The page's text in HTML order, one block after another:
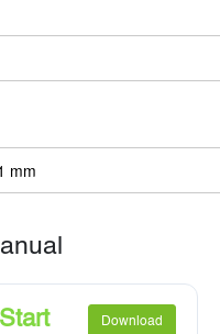
mm
Download